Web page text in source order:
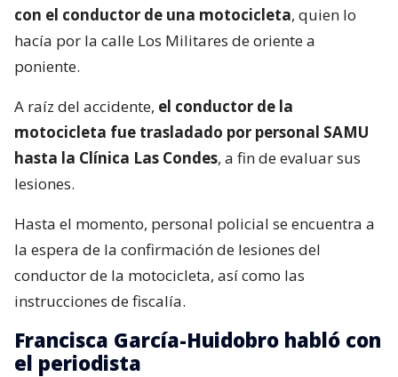
con el conductor de una motocicleta, quien lo
hacía por la calle Los Militares de oriente a
poniente.
A raíz del accidente, el conductor de la
motocicleta fue trasladado por personal SAMU
hasta la Clínica Las Condes, a fin de evaluar sus
lesiones.
Hasta el momento, personal policial se encuentra a
la espera de la confirmación de lesiones del
conductor de la motocicleta, así como las
instrucciones de fiscalía.
Francisca García-Huidobro habló con
el periodista